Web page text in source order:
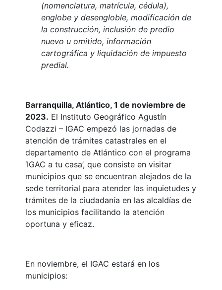
(nomenclatura, matrícula, cédula),
englobe y desengloble, modificación de
la construcción, inclusión de predio
nuevo u omitido, información
cartográfica y liquidación de impuesto
predial.
Barranquilla, Atlántico, 1 de noviembre de
2023. El Instituto Geográfico Agustín
Codazzi – IGAC empezó las jornadas de
atención de trámites catastrales en el
departamento de Atlántico con el programa
‘IGAC a tu casa’, que consiste en visitar
municipios que se encuentran alejados de la
sede territorial para atender las inquietudes y
trámites de la ciudadanía en las alcaldías de
los municipios facilitando la atención
oportuna y eficaz.
En noviembre, el IGAC estará en los
municipios: